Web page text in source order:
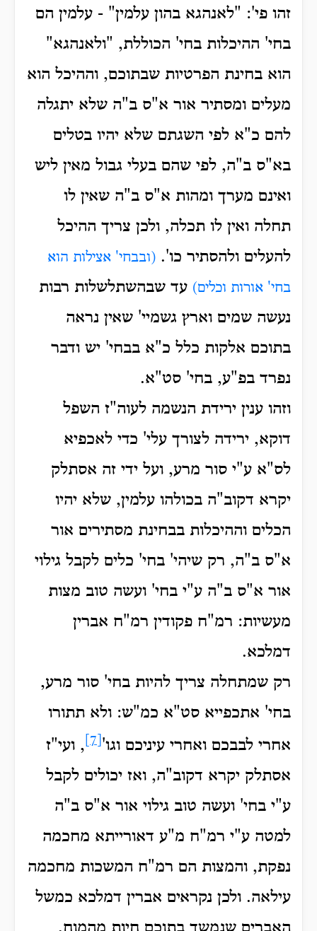
זהו פי': "לאנהגא בהון עלמין" - עלמין הם
בחי' ההיכלות בחי' הכוללת, "ולאנהגא"
הוא בחינת הפרטיות שבתוכם, וההיכל הוא
מעלים ומסתיר אור א"ס ב"ה שלא יתגלה
להם כ"א לפי השגתם שלא יהיו בטלים
בא"ס ב"ה, לפי שהם בעלי גבול מאין ליש
ואינם מערך ומהות א"ס ב"ה שאין לו
תחלה ואין לו תכלה, ולכן צריך ההיכל
להעלים ולהסתיר כו'. (ובבחי' אצילות הוא
בחי' אורות וכלים) עד שבהשתלשלות רבות
נעשה שמים וארץ גשמיי' שאין נראה
בתוכם אלקות כלל כ"א בבחי' יש ודבר
נפרד בפ"ע, בחי' סט"א.
וזהו ענין ירידת הנשמה לעוה"ז השפל
דוקא, ירידה לצורך עלי' כדי לאכפיא
לס"א ע"י סור מרע, ועל ידי זה אסתלק
יקרא דקוב"ה בכולהו עלמין, שלא יהיו
הכלים וההיכלות בבחינת מסתירים אור
א"ס ב"ה, רק שיהי' בחי' כלים לקבל גילוי
אור א"ס ב"ה ע"י בחי' ועשה טוב מצות
מעשיות: רמ"ח פקודין רמ"ח אברין
דמלכא.
רק שמתחלה צריך להיות בחי' סור מרע,
בחי' אתכפייא סט"א כמ"ש: ולא תתורו
אחרי לבבכם ואחרי עיניכם וגו'
, ועי"ז
אסתלק יקרא דקוב"ה, ואז יכולים לקבל
ע"י בחי' ועשה טוב גילוי אור א"ס ב"ה
למטה ע"י רמ"ח מ"ע דאורייתא מחכמה
נפקת, והמצות הם רמ"ח המשכות מחכמה
עילאה. ולכן נקראים אברין דמלכא כמשל